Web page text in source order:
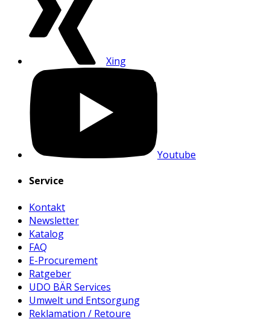
Xing
Youtube
Service
Kontakt
Newsletter
Katalog
FAQ
E-Procurement
Ratgeber
UDO BÄR Services
Umwelt und Entsorgung
Reklamation / Retoure